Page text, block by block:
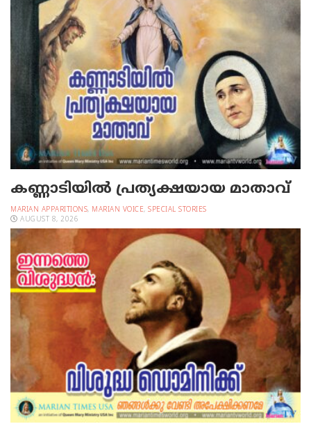
കണ്ണാടിയില്‍ പ്രത്യക്ഷയായ മാതാവ്
MARIAN APPARITIONS, MARIAN VOICE, SPECIAL STORIES
AUGUST 8, 2026